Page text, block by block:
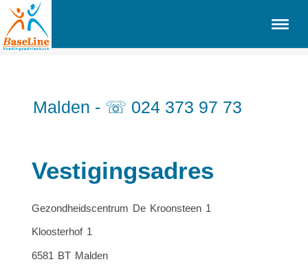
Malden - ☏ 024 373 97 73
Vestigingsadres
Gezondheidscentrum De Kroonsteen 1
Kloosterhof 1
6581 BT Malden